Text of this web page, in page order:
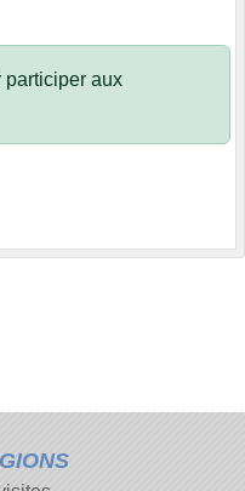
participer aux